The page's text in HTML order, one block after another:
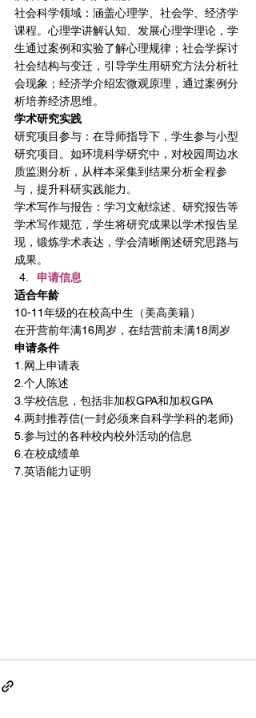
社会科学领域：涵盖心理学、社会学、经济学
课程。心理学讲解认知、发展心理学理论，学
生通过案例和实验了解心理规律；社会学探讨
社会结构与变迁，引导学生用研究方法分析社
会现象；经济学介绍宏微观原理，通过案例分
析培养经济思维。
学术研究实践
研究项目参与：在导师指导下，学生参与小型
研究项目。如环境科学研究中，对校园周边水
质监测分析，从样本采集到结果分析全程参
与，提升科研实践能力。
学术写作与报告：学习文献综述、研究报告等
学术写作规范，学生将研究成果以学术报告呈
现，锻炼学术表达，学会清晰阐述研究思路与
成果。
申请信息
适合年龄
10-11年级的在校高中生（美高美籍）
在开营前年满16周岁，在结营前未满18周岁
申请条件
1.网上申请表
2.个人陈述
3.学校信息，包括非加权GPA和加权GPA
4.两封推荐信(一封必须来自科学学科的老师)
5.参与过的各种校内校外活动的信息
6.在校成绩单
7.英语能力证明